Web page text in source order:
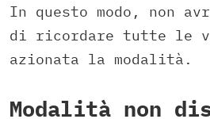
In questo modo, non
di ricordare tutte le
azionata la modalità.
Modalità non